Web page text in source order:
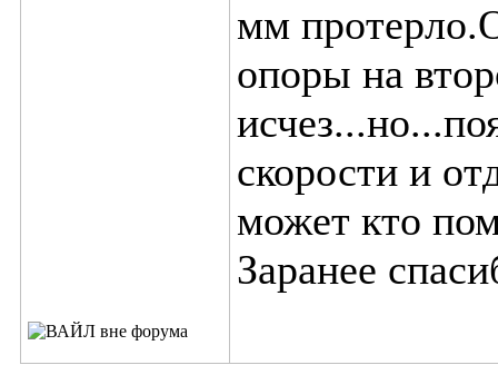
мм
опоры на
скорости и
может кто
Заранее